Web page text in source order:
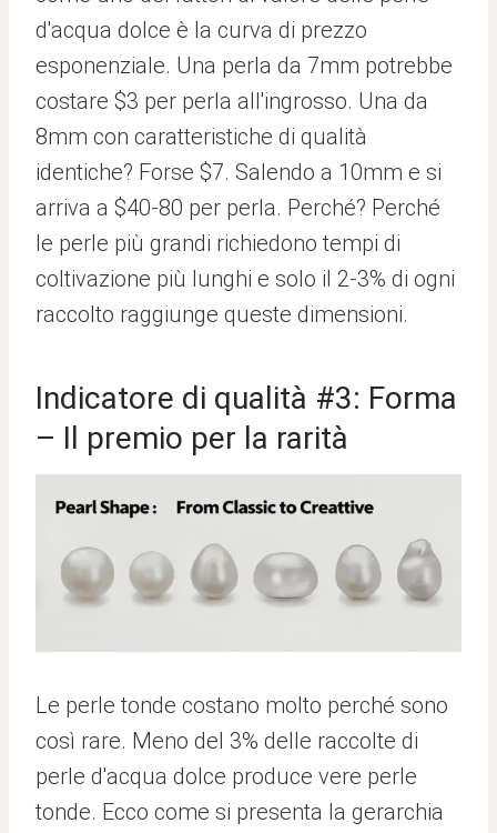
d'acqua dolce è la curva di prezzo
esponenziale. Una perla da 7mm potrebbe
costare $3 per perla all'ingrosso. Una da
8mm con caratteristiche di qualità
identiche? Forse $7. Salendo a 10mm e si
arriva a $40-80 per perla. Perché? Perché
le perle più grandi richiedono tempi di
coltivazione più lunghi e solo il 2-3% di ogni
raccolto raggiunge queste dimensioni.
Indicatore di qualità #3: Forma
– Il premio per la rarità
Le perle tonde costano molto perché sono
così rare. Meno del 3% delle raccolte di
perle d'acqua dolce produce vere perle
tonde. Ecco come si presenta la gerarchia